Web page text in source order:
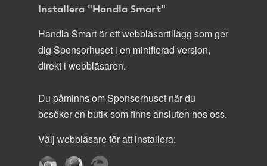
Installera "Handla Smart"
Handla Smart är ett webbläsartillägg som ger
dig Sponsorhuset i en minifierad version,
direkt i webbläsaren.
Du påminns om Sponsorhuset när du
besöker en butik som finns ansluten hos oss.
Välj webbläsare för att installera: